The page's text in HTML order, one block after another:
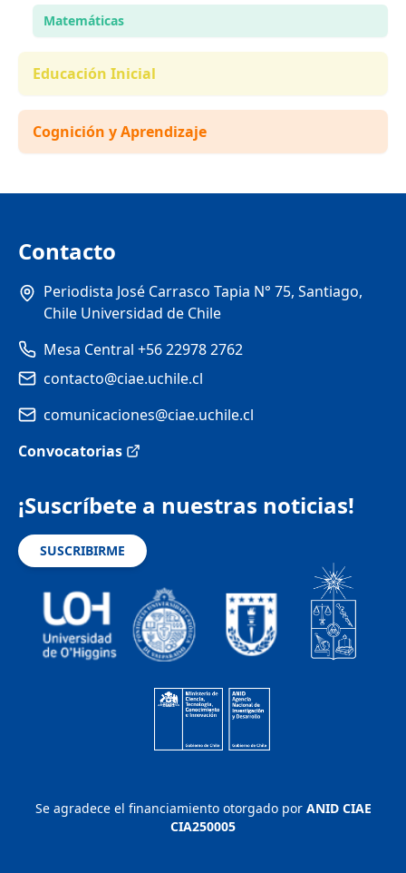
Matemáticas
Educación Inicial
Cognición y Aprendizaje
Contacto
Periodista José Carrasco Tapia N° 75, Santiago,
Chile Universidad de Chile
Mesa Central +56 22978 2762
contacto@ciae.uchile.cl
comunicaciones@ciae.uchile.cl
Convocatorias
¡Suscríbete a nuestras noticias!
SUSCRIBIRME
Se agradece el financiamiento otorgado por ANID CIAE
CIA250005